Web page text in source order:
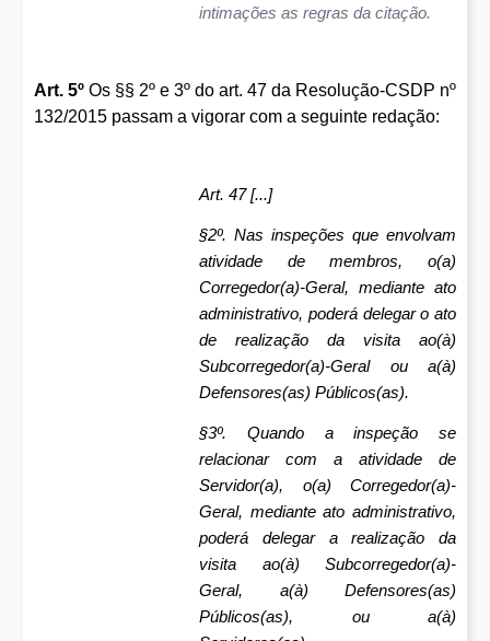
intimações as regras da citação.
Art. 5º Os §§ 2º e 3º do art. 47 da Resolução-CSDP nº
132/2015 passam a vigorar com a seguinte redação:
Art. 47 [...]
§2º. Nas inspeções que envolvam
atividade de membros, o(a)
Corregedor(a)-Geral, mediante ato
administrativo, poderá delegar o ato
de realização da visita ao(à)
Subcorregedor(a)-Geral ou a(à)
Defensores(as) Públicos(as).
§3º. Quando a inspeção se
relacionar com a atividade de
Servidor(a), o(a) Corregedor(a)-
Geral, mediante ato administrativo,
poderá delegar a realização da
visita ao(à) Subcorregedor(a)-
Geral, a(à) Defensores(as)
Públicos(as), ou a(à)